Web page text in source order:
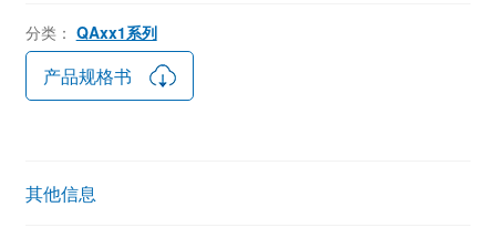
分类： QAxx1系列
产品规格书
其他信息